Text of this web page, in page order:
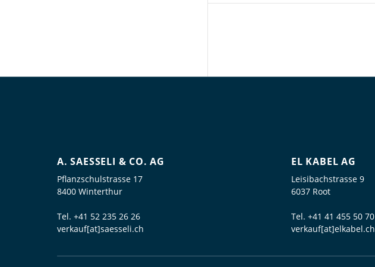
A. SAESSELI & CO. AG
Pflanzschulstrasse 17
8400 Winterthur
Tel. +41 52 235 26 26
verkauf[at]saesseli.ch
EL KABEL AG
Leisibachstrasse 9
6037 Root
Tel. +41 41 455 50 70
verkauf[at]elkabel.ch